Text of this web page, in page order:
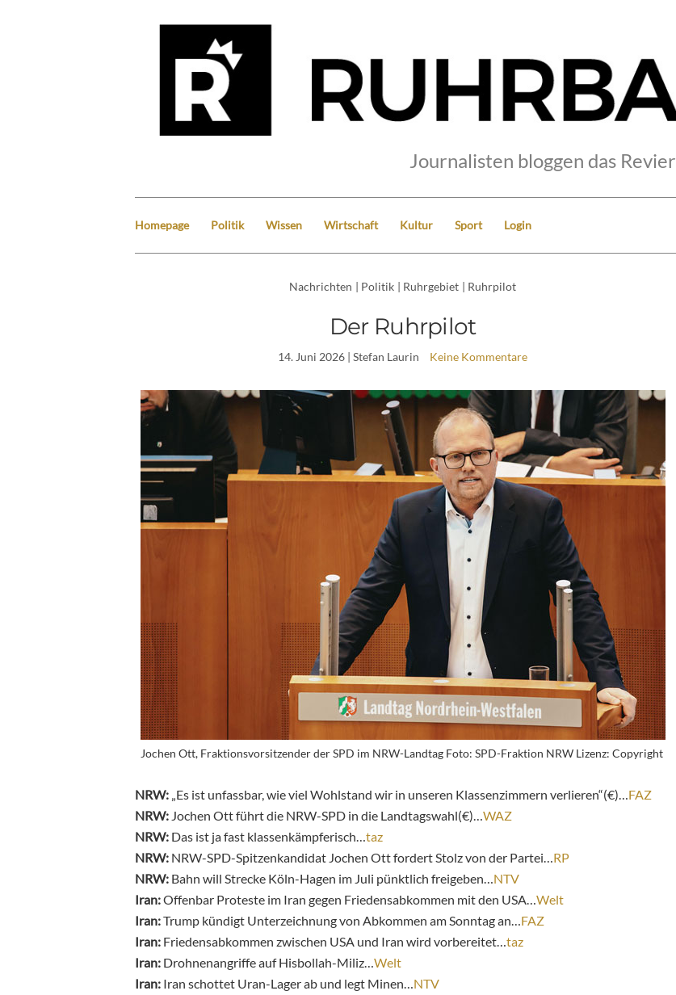
Journalisten bloggen das Revier
Homepage Politik Wissen Wirtschaft Kultur Sport Login
Nachrichten | Politik | Ruhrgebiet | Ruhrpilot
Der Ruhrpilot
14. Juni 2026 | Stefan Laurin Keine Kommentare
Jochen Ott, Fraktionsvorsitzender der SPD im NRW-Landtag Foto: SPD-Fraktion NRW Lizenz: Copyright
NRW: „Es ist unfassbar, wie viel Wohlstand wir in unseren Klassenzimmern verlieren“(€)… FAZ
NRW: Jochen Ott führt die NRW-SPD in die Landtagswahl(€)… WAZ
NRW: Das ist ja fast klassenkämpferisch… taz
NRW: NRW-SPD-Spitzenkandidat Jochen Ott fordert Stolz von der Partei… RP
NRW: Bahn will Strecke Köln-Hagen im Juli pünktlich freigeben… NTV
Iran:Offenbar Proteste im Iran gegen Friedensabkommen mit den USA… Welt
Iran:Trump kündigt Unterzeichnung von Abkommen am Sonntag an… FAZ
Iran: Friedensabkommen zwischen USA und Iran wird vorbereitet… taz
Iran: Drohnenangriffe auf Hisbollah-Miliz… Welt
Iran: Iran schottet Uran-Lager ab und legt Minen… NTV